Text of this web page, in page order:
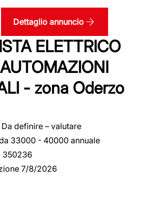
Dettaglio annuncio
ELETTRICO
- zona Oderzo
Da definire – valutare
33000 - 40000 annuale
350236
7/8/2026